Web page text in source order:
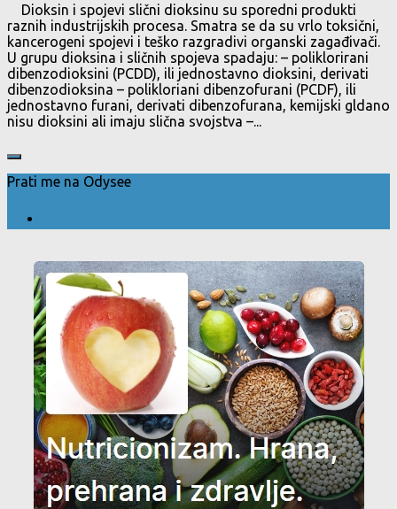
Dioksin i spojevi slični dioksinu su sporedni produkti
raznih industrijskih procesa. Smatra se da su vrlo toksični,
kancerogeni spojevi i teško razgradivi organski zagađivači.
U grupu dioksina i sličnih spojeva spadaju: – poliklorirani
dibenzodioksini (PCDD), ili jednostavno dioksini, derivati
dibenzodioksina – polikloriani dibenzofurani (PCDF), ili
jednostavno furani, derivati dibenzofurana, kemijski gldano
nisu dioksini ali imaju slična svojstva –...
Prati me na Odysee